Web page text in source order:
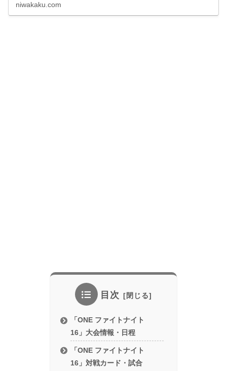
niwakaku.com
目次
「ONE ファイトナイト
16」大会情報・日程
「ONE ファイトナイト
16」対戦カード・試合